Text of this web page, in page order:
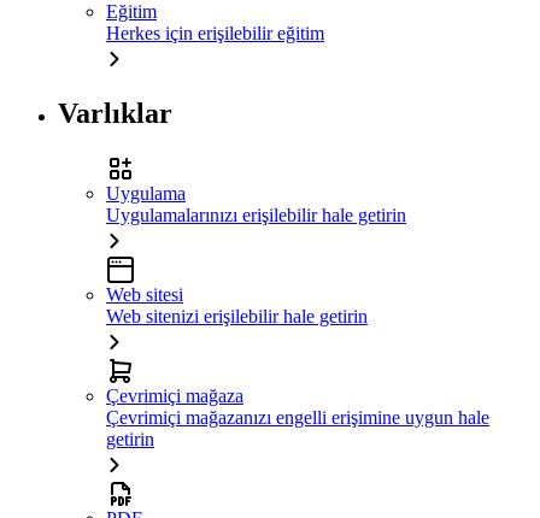
Eğitim
Herkes için erişilebilir eğitim
Varlıklar
Uygulama
Uygulamalarınızı erişilebilir hale getirin
Web sitesi
Web sitenizi erişilebilir hale getirin
Çevrimiçi mağaza
Çevrimiçi mağazanızı engelli erişimine uygun hale
getirin